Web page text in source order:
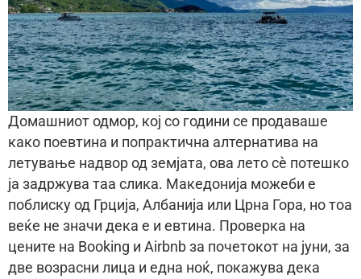
Домашниот одмор, кој со години се продаваше
како поевтина и попрактична алтернатива на
летување надвор од земјата, ова лето сè потешко
ја задржува таа слика. Македонија можеби е
поблиску од Грција, Албанија или Црна Гора, но тоа
веќе не значи дека е и евтина. Проверка на
цените на Booking и Airbnb за почетокот на јуни, за
две возрасни лица и една ноќ, покажува дека